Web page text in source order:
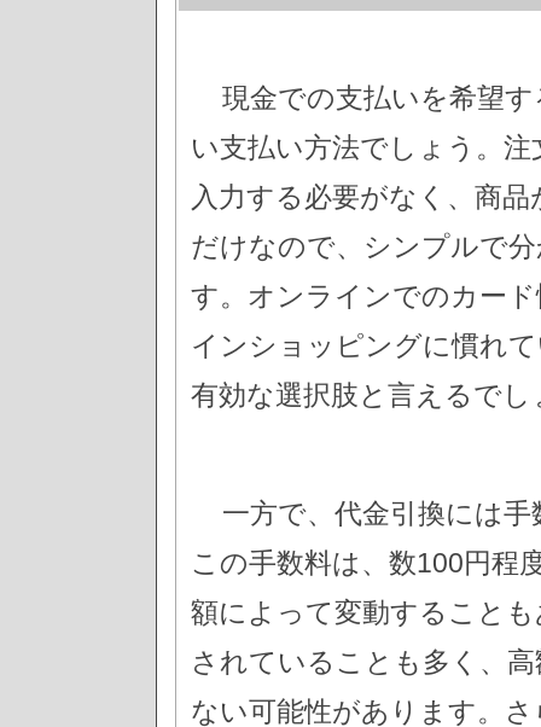
現金での支払いを希望
い支払い方法でしょう。
入力する必要がなく、商
だけなので、シンプルで
す。オンラインでのカー
インショッピングに慣れ
有効な選択肢と言えるでし
一方で、代金引換には
この手数料は、数100円程
額によって変動すること
されていることも多く、
ない可能性があります。